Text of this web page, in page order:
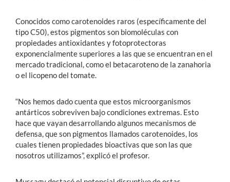
Conocidos como carotenoides raros (específicamente del
tipo C50), estos pigmentos son biomoléculas con
propiedades antioxidantes y fotoprotectoras
exponencialmente superiores a las que se encuentran en el
mercado tradicional, como el betacaroteno de la zanahoria
o el licopeno del tomate.
“Nos hemos dado cuenta que estos microorganismos
antárticos sobreviven bajo condiciones extremas. Esto
hace que vayan desarrollando algunos mecanismos de
defensa, que son pigmentos llamados carotenoides, los
cuales tienen propiedades bioactivas que son las que
nosotros utilizamos”, explicó el profesor.